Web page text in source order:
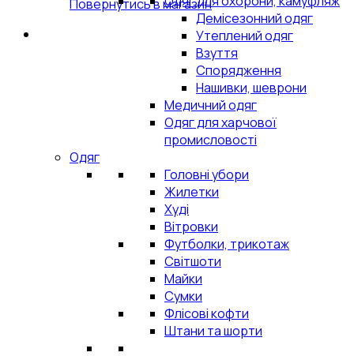
Повернутись в магазин
Демісезонний одяг
Утеплений одяг
Взуття
Спорядження
Нашивки, шеврони
Медичний одяг
Одяг для харчової
промисловості
Одяг
Головні убори
Жилетки
Худі
Вітровки
Футболки, трикотаж
Світшоти
Майки
Сумки
Флісові кофти
Штани та шорти